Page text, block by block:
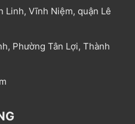
Linh, Vĩnh Niệm, quận Lê
Phường Tân Lợi, Thành